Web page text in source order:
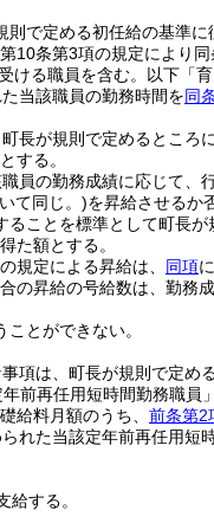
で定める初任給の基準に
第10条第3項の規定により
ける職員を含む。以下「
当該職員の勤務時間を同
長が規則で定めるところ
する。
員の勤務成績に応じて、
て同じ。)を昇給させるか
ことを標準として町長
た額とする。
の規定による昇給は、 同項
昇給の号給数は、勤務
とができない。
項は、町長が規則で定める
前再任用短時間勤務職員
給料月額のうち、 前条第2
れた当該定年前再任用短
する。